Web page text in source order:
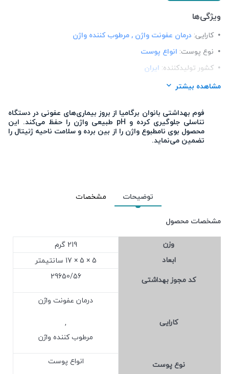
ویژگی‌ها
کارایی: درمان عفونت واژن , مرطوب کننده واژن
نوع پوست: انواع پوست
کشور تولید‎کننده:
ایران
فرم محصول: فوم
شرکت تولید کننده:پارس صدرا فناور
جنسیت:بانوان
مشاهده بیشتر
فوم بهداشتی بانوان برگامیا از بروز بیماری‌های عفونی در دستگاه
تناسلی جلوگیری کرده و pH طبیعی واژن را حفظ می‌کند. این
محصول بوی نامطبوع واژن را از بین برده و سلامت ناحیه ژنیتال را
تضمین می‌نماید.
توضیحات
مشخصات
مشخصات محصول
وزن
219 گرم
ابعاد
5 × 5 × 17 سانتیمتر
کد مجوز بهداشتی
29650/56
کارایی
درمان عفونت واژن
,
مرطوب کننده واژن
نوع پوست انواع پوست